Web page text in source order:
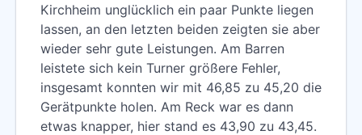
Kirchheim unglücklich ein paar Punkte liegen
lassen, an den letzten beiden zeigten sie aber
wieder sehr gute Leistungen. Am Barren
leistete sich kein Turner größere Fehler,
insgesamt konnten wir mit 46,85 zu 45,20 die
Gerätpunkte holen. Am Reck war es dann
etwas knapper, hier stand es 43,90 zu 43,45.